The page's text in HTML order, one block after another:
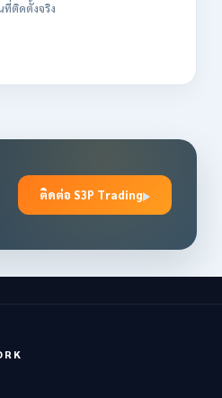
ติดตั้งจริง
ติดต่อ S3P Trading